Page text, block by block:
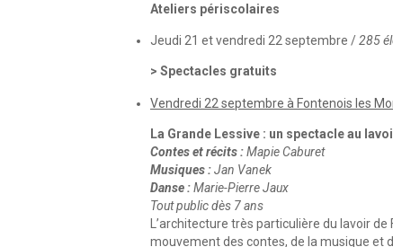
Ateliers périscolaires
Jeudi 21 et vendredi 22 septembre /285
Spectacles gratuits
Vendredi 22 septembre à Fontenois les
La Grande Lessive : un spectacle au
Contes et récits :Mapie Caburet
Musiques :Jan Vanek
Danse :Marie-Pierre Jaux
Tout public dès 7 ans
L’architecture très particulière du lavoir
mouvement des contes, de la musique et